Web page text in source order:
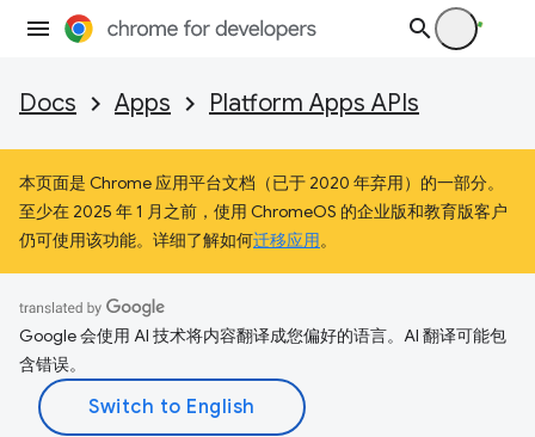
Docs Apps Platform Apps APIs
本页面是 Chrome 应用平台文档（已于 2020 年弃用）的一部分。
至少在 2025 年 1 月之前，使用 ChromeOS 的企业版和教育版客户
仍可使用该功能。详细了解如何迁移应用。
Google 会使用 AI 技术将内容翻译成您偏好的语言。AI 翻译可能包
含错误。